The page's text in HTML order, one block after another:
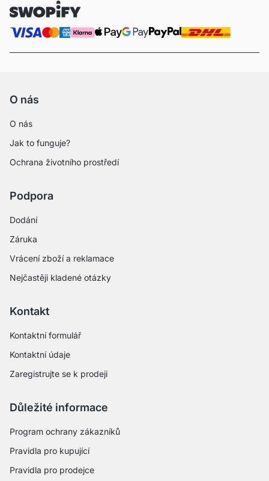
O nás
O nás
Jak to funguje?
Ochrana životního prostředí
Podpora
Dodání
Záruka
Vrácení zboží a reklamace
Nejčastěji kladené otázky
Kontakt
Kontaktní formulář
Kontaktní údaje
Zaregistrujte se k prodeji
Důležité informace
Program ochrany zákazníků
Pravidla pro kupující
Pravidla pro prodejce